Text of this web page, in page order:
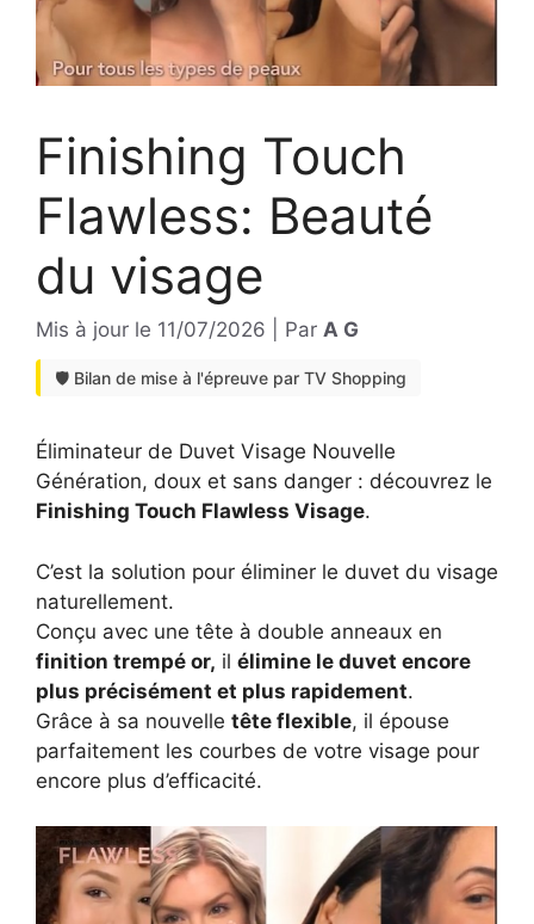
Finishing Touch
Flawless: Beauté
du visage
Mis à jour le 11/07/2026 Par A G
🛡️ Bilan de mise à l'épreuve par TV Shopping
Éliminateur de Duvet Visage Nouvelle
Génération, doux et sans danger : découvrez le
Finishing Touch Flawless Visage.
C’est la solution pour éliminer le duvet du visage
naturellement.
Conçu avec une tête à double anneaux en
finition trempé or, il élimine le duvet encore
plus précisément et plus rapidement.
Grâce à sa nouvelle tête flexible, il épouse
parfaitement les courbes de votre visage pour
encore plus d’efficacité.